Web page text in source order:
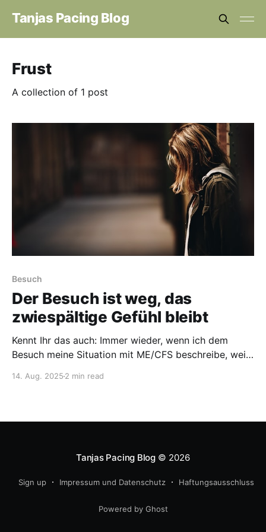
Tanjas Pacing Blog
Frust
A collection of 1 post
Besuch
Der Besuch ist weg, das
zwiespältige Gefühl bleibt
Kennt Ihr das auch: Immer wieder, wenn ich dem
Besuch meine Situation mit ME/CFS beschreibe, weiß
Ratschläge, die sich wirklich wie Schläge anfühlen. Im
14. Aug. 2025 2 min read
Tanjas Pacing Blog© 2026
Sign up Impressum und Datenschutz Haftungsausschluss
Powered by Ghost